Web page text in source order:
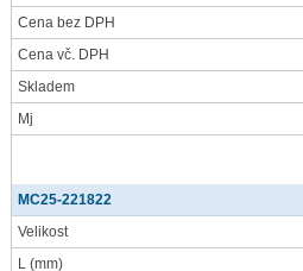
Cena bez DPH
Cena vč. DPH
Skladem
Mj
MC25-221822
Velikost
L (mm)